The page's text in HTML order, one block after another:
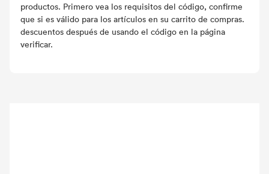
productos. Primero vea los requisitos del código, confirme
que si es válido para los artículos en su carrito de compras.
descuentos después de usando el código en la página
verificar.